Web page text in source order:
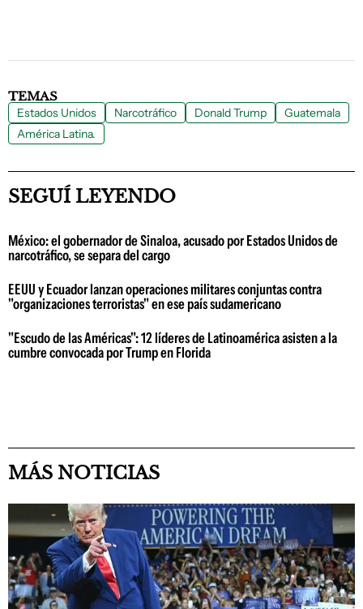
TEMAS
Estados Unidos Narcotráfico Donald Trump
Guatemala
América Latina.
SEGUÍ LEYENDO
México: el gobernador de Sinaloa, acusado por Estados Unidos de
narcotráfico, se separa del cargo
EEUU y Ecuador lanzan operaciones militares conjuntas contra
"organizaciones terroristas" en ese país sudamericano
"Escudo de las Américas": 12 líderes de Latinoamérica asisten a la
cumbre convocada por Trump en Florida
MÁS NOTICIAS